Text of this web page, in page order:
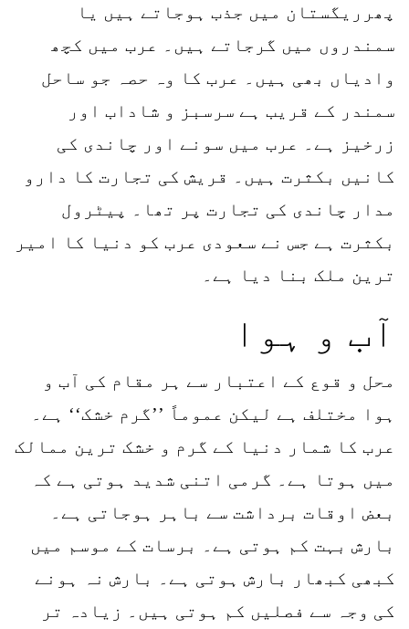
پھرریگستان میں جذب ہوجاتے ہیں یا
سمندروں میں گرجاتے ہیں۔ عرب میں کچھ
وادیاں بھی ہیں۔ عرب کا وہ حصہ جو ساحل
سمندر کے قریب ہے سرسبز و شاداب اور
زرخیز ہے۔ عرب میں سونے اور چاندی کی
کانیں بکثرت ہیں۔ قریش کی تجارت کا دارو
مدار چاندی کی تجارت پر تھا۔ پیٹرول
بکثرت ہے جس نے سعودی عرب کو دنیا کا امیر
ترین ملک بنا دیا ہے۔
آب و ہوا
محل و قوع کے اعتبار سے ہر مقام کی آب و
ہوا مختلف ہے لیکن عموماً ’’گرم خشک‘‘ ہے۔
عرب کا شمار دنیا کے گرم و خشک ترین ممالک
میں ہوتا ہے۔ گرمی اتنی شدید ہوتی ہے کہ
بعض اوقات برداشت سے باہر ہوجاتی ہے۔
بارش بہت کم ہوتی ہے۔ برسات کے موسم میں
کبھی کبھار بارش ہوتی ہے۔ بارش نہ ہونے
کی وجہ سے فصلیں کم ہوتی ہیں۔ زیادہ تر